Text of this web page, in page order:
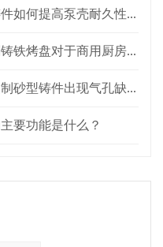
如何提高泵壳耐久性？
盘对于商用厨房设备至关重要？
砂型铸件出现气孔缺陷？
要功能是什么？